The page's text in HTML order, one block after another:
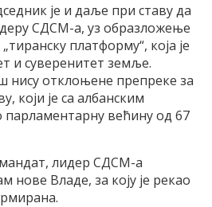
је и даље при ставу да
СДСМ-а, уз образложење
платформу“, која је
и суверенитет земље.
нису отклоњене препреке за
који је са албанским
парламентарну већину од 67
лидер СДСМ-а
нове Владе, за коју је рекао